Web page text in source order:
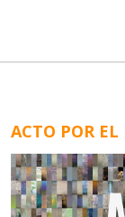
ACTO POR